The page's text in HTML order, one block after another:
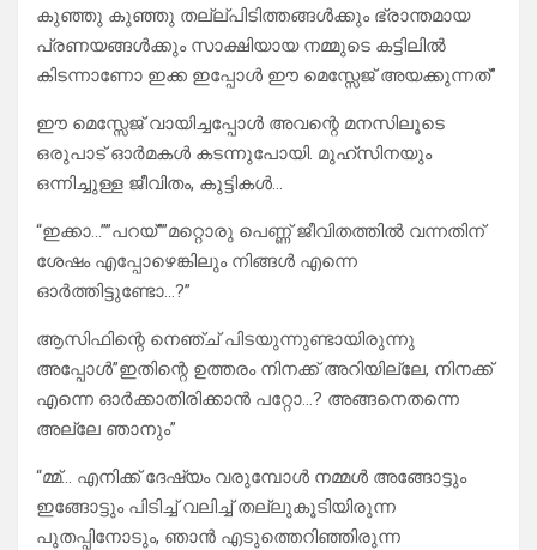
കുഞ്ഞു കുഞ്ഞു തല്ല്പിടിത്തങ്ങൾക്കും ഭ്രാന്തമായ
പ്രണയങ്ങൾക്കും സാക്ഷിയായ നമ്മുടെ കട്ടിലിൽ
കിടന്നാണോ ഇക്ക ഇപ്പോൾ ഈ മെസ്സേജ് അയക്കുന്നത്”
ഈ മെസ്സേജ് വായിച്ചപ്പോൾ അവന്റെ മനസിലൂടെ
ഒരുപാട് ഓർമകൾ കടന്നുപോയി. മുഹ്സിനയും
ഒന്നിച്ചുള്ള ജീവിതം, കുട്ടികൾ…
“ഇക്കാ…””പറയ്””മറ്റൊരു പെണ്ണ് ജീവിതത്തിൽ വന്നതിന്
ശേഷം എപ്പോഴെങ്കിലും നിങ്ങൾ എന്നെ
ഓർത്തിട്ടുണ്ടോ…?”
ആസിഫിന്റെ നെഞ്ച് പിടയുന്നുണ്ടായിരുന്നു
അപ്പോൾ”ഇതിന്റെ ഉത്തരം നിനക്ക് അറിയില്ലേ, നിനക്ക്
എന്നെ ഓർക്കാതിരിക്കാൻ പറ്റോ…? അങ്ങനെതന്നെ
അല്ലേ ഞാനും”
“മ്മ്… എനിക്ക് ദേഷ്യം വരുമ്പോൾ നമ്മൾ അങ്ങോട്ടും
ഇങ്ങോട്ടും പിടിച്ച് വലിച്ച് തല്ലുകൂടിയിരുന്ന
പുതപ്പിനോടും, ഞാൻ എടുത്തെറിഞ്ഞിരുന്ന